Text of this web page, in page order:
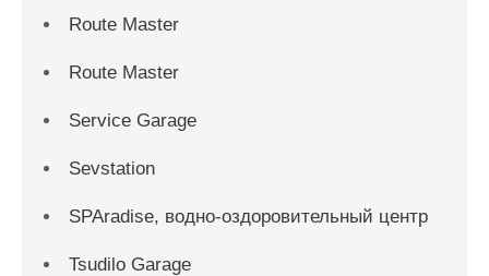
Route Master
Route Master
Service Garage
Sevstation
SPAradise, водно-оздоровительный центр
Tsudilo Garage